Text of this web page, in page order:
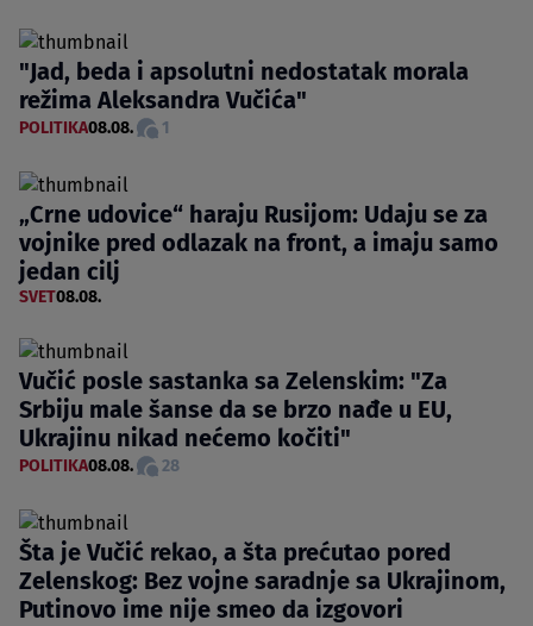
"Jad, beda i apsolutni nedostatak morala
režima Aleksandra Vučića"
POLITIKA08.08. 1
„Crne udovice“ haraju Rusijom: Udaju se za
vojnike pred odlazak na front, a imaju samo
jedan cilj
SVET08.08.
Vučić posle sastanka sa Zelenskim: "Za
Srbiju male šanse da se brzo nađe u EU,
Ukrajinu nikad nećemo kočiti"
POLITIKA08.08. 28
Šta je Vučić rekao, a šta prećutao pored
Zelenskog: Bez vojne saradnje sa Ukrajinom,
Putinovo ime nije smeo da izgovori